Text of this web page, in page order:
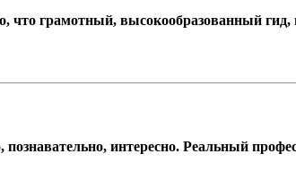
грамотный, высокообразованный гид,
интересно. Реальный